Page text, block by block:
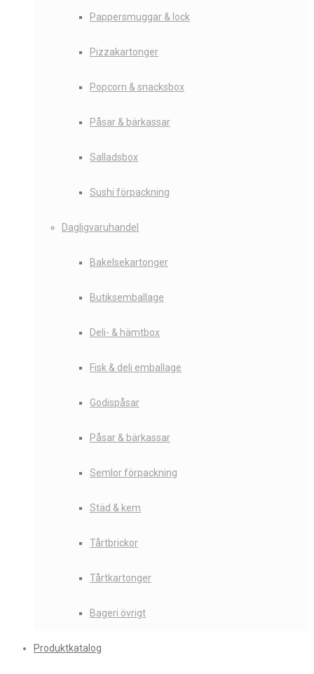
Pappersmuggar & lock
Pizzakartonger
Popcorn & snacksbox
Påsar & bärkassar
Salladsbox
Sushi förpackning
Dagligvaruhandel
Bakelsekartonger
Butiksemballage
Deli- & hämtbox
Fisk & deli emballage
Godispåsar
Påsar & bärkassar
Semlor förpackning
Städ & kem
Tårtbrickor
Tårtkartonger
Bageri övrigt
Produktkatalog